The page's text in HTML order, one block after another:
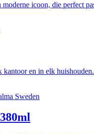
icoon, die perfect
kantoor en in elk
Sweden